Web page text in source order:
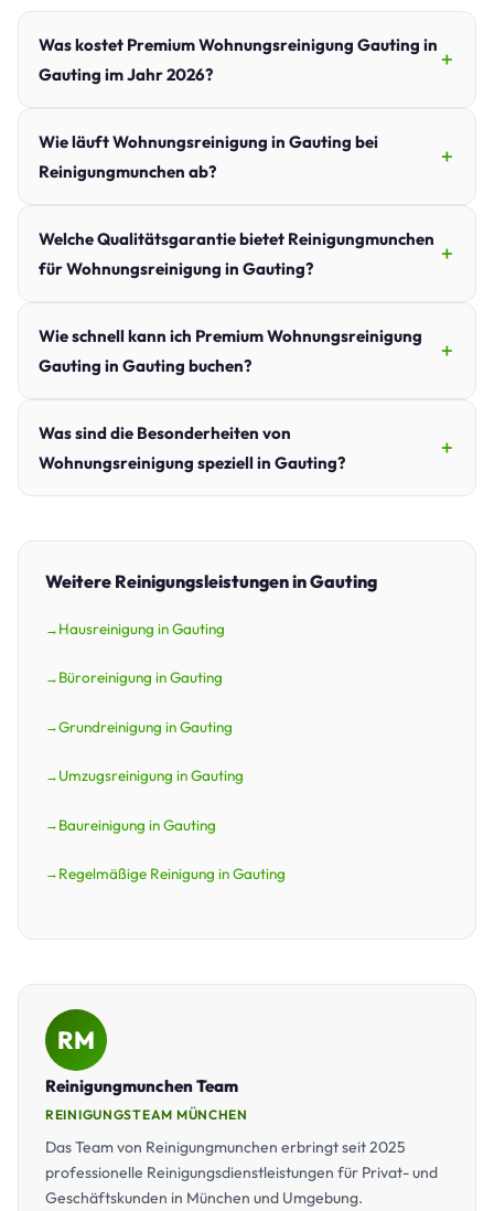
Was kostet Premium Wohnungsreinigung Gauting in
Gauting im Jahr 2026?
Wie läuft Wohnungsreinigung in Gauting bei
Reinigungmunchen ab?
Welche Qualitätsgarantie bietet Reinigungmunchen
für Wohnungsreinigung in Gauting?
Wie schnell kann ich Premium Wohnungsreinigung
Gauting in Gauting buchen?
Was sind die Besonderheiten von
Wohnungsreinigung speziell in Gauting?
Weitere Reinigungsleistungen in Gauting
Hausreinigung in Gauting
Büroreinigung in Gauting
Grundreinigung in Gauting
Umzugsreinigung in Gauting
Baureinigung in Gauting
Regelmäßige Reinigung in Gauting
RM
Reinigungmunchen Team
REINIGUNGSTEAM MÜNCHEN
Das Team von Reinigungmunchen erbringt seit 2025
professionelle Reinigungsdienstleistungen für Privat- und
Geschäftskunden in München und Umgebung.